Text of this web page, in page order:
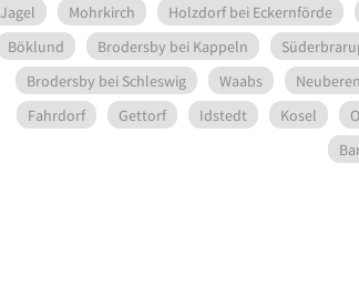
Jagel Mohrkirch Holzdorf bei Eckernförde
Böklund
Brodersby bei Kappeln
Brodersby bei Schleswig
Waabs
Fahrdorf
Gettorf Idstedt Kosel